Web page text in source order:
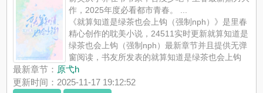
作，2025年度必看都市青春。 ...
《就算知道是绿茶也会上钩（强制nph）》是里春
精心创作的耽美小说，24511实时更新就算知道是
绿茶也会上钩（强制nph）最新章节并且提供无弹
窗阅读，书友所发表的就算知道是绿茶也会上钩
（强制nph）评论，并不代表24511赞同或者支持就算知道是绿茶
也会上钩（强制nph）读者的观点。
最新章节： 原弋h
更新时间：2025-11-17 19:12:52